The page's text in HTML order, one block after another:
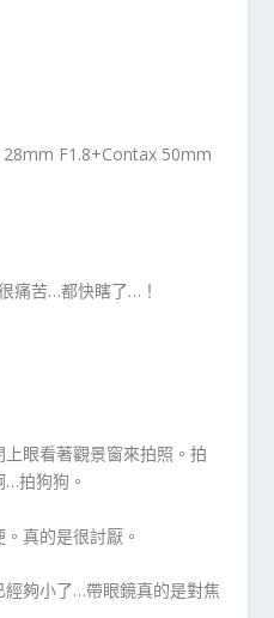
F1.8+Contax 50mm
痛苦…都快瞎了…！
眼看著觀景窗來拍照。拍
拍狗狗。
真的是很討厭。
夠小了…帶眼鏡真的是對焦